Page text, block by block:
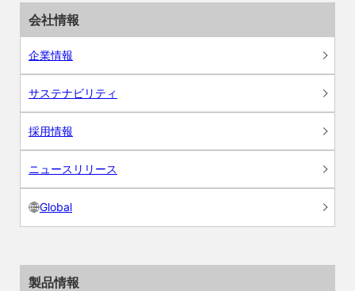
会社情報
企業情報
サステナビリティ
採用情報
ニュースリリース
Global
製品情報